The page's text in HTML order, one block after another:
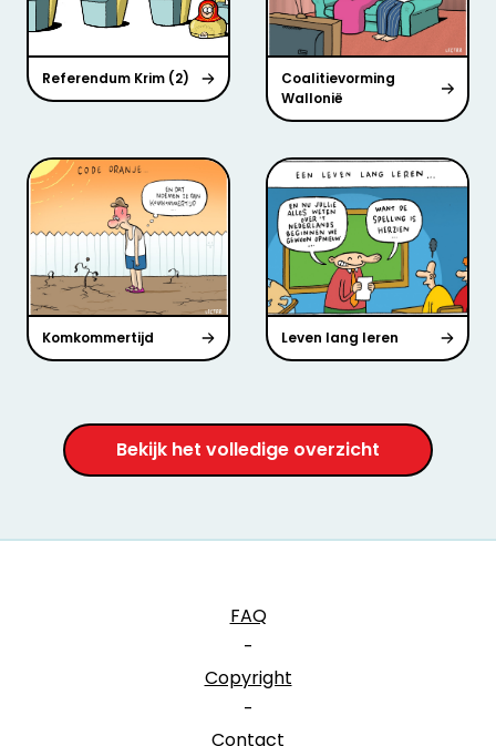
Referendum Krim (2)
Coalitievorming
Wallonië
Komkommertijd Leven lang leren
Bekijk het volledige overzicht
FAQ
-
Copyright
-
Contact